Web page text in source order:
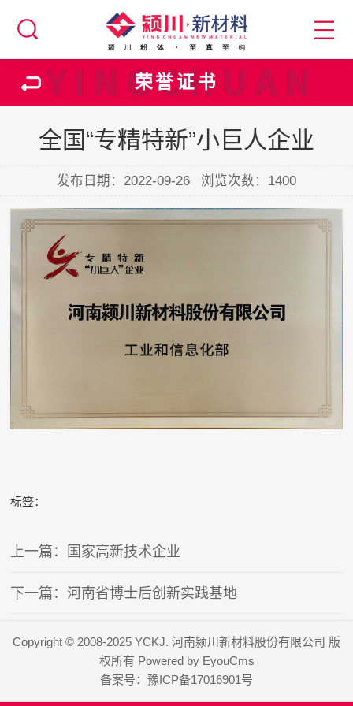
荣誉证书
全国“专精特新”小巨人企业
发布日期：2022-09-26 浏览次数： 1400
标签：
上一篇：国家高新技术企业
下一篇：河南省博士后创新实践基地
Copyright © 2008-2025 YCKJ. 河南颍川新材料股份有限公司 版
权所有 Powered by EyouCms
备案号： 豫ICP备17016901号